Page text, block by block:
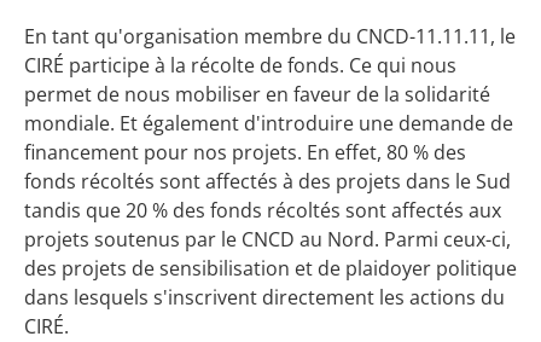
En tant qu'organisation membre du CNCD-11.11.11, le
CIRÉ participe à la récolte de fonds. Ce qui nous
permet de nous mobiliser en faveur de la solidarité
mondiale. Et également d'introduire une demande de
financement pour nos projets. En effet, 80 % des
fonds récoltés sont affectés à des projets dans le Sud
tandis que 20 % des fonds récoltés sont affectés aux
projets soutenus par le CNCD au Nord. Parmi ceux-ci,
des projets de sensibilisation et de plaidoyer politique
dans lesquels s'inscrivent directement les actions du
CIRÉ.